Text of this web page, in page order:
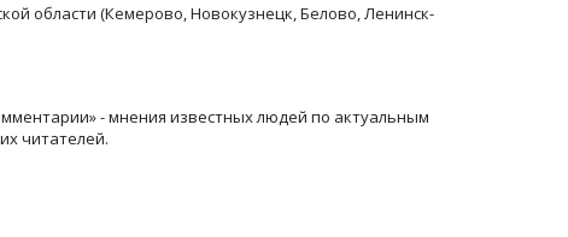
области (Кемерово, Новокузнецк, Белово, Ленинск-
- мнения известных людей по актуальным
читателей.